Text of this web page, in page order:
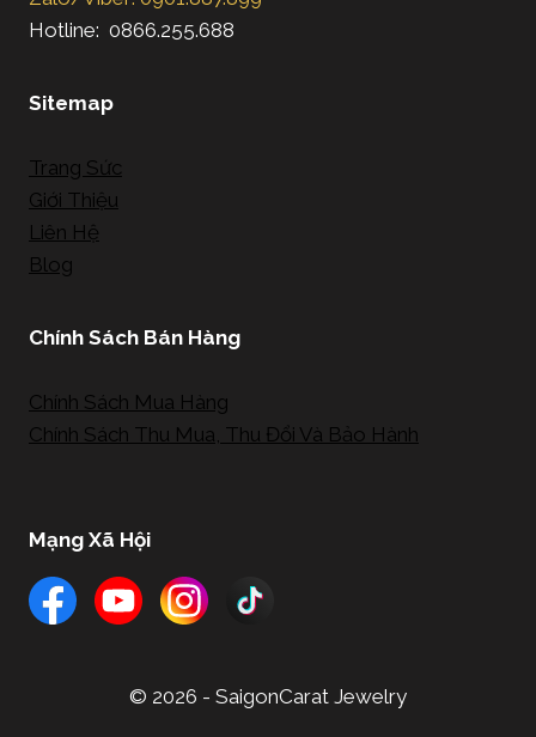
Hotline: 0866.255.688
Sitemap
Trang Sức
Giới Thiệu
Liên Hệ
Blog
Chính Sách Bán Hàng
Chính Sách Mua Hàng
Chính Sách Thu Mua, Thu Đổi Và Bảo Hành
Mạng Xã Hội
© 2026 - SaigonCarat Jewelry